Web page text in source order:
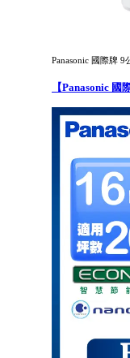
Panasonic 國際牌
【Panasonic